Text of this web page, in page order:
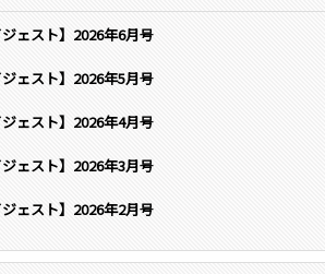
ジェスト】2026年6月号
ジェスト】2026年5月号
ジェスト】2026年4月号
ジェスト】2026年3月号
ジェスト】2026年2月号